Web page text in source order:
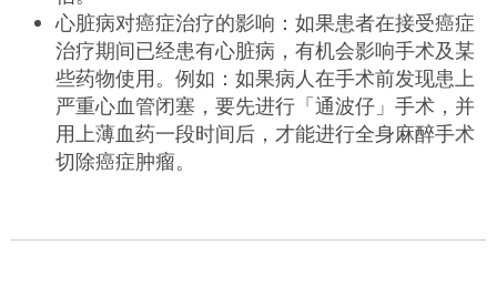
心脏病对癌症治疗的影响：如果患者在接受癌症
治疗期间已经患有心脏病，有机会影响手术及某
些药物使用。例如：如果病人在手术前发现患上
严重心血管闭塞，要先进行「通波仔」手术，并
用上薄血药一段时间后，才能进行全身麻醉手术
切除癌症肿瘤。